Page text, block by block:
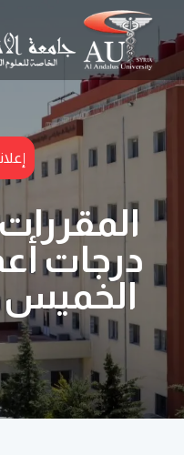
درجات
الخميس -23-01-